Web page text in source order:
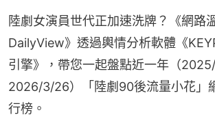
陸劇女演員世代正加速洗牌？《網路
DailyView》透過輿情分析軟體《
引擎》，帶您一起盤點近一年（
2026/3/26）「陸劇90後流量小花」
行榜。